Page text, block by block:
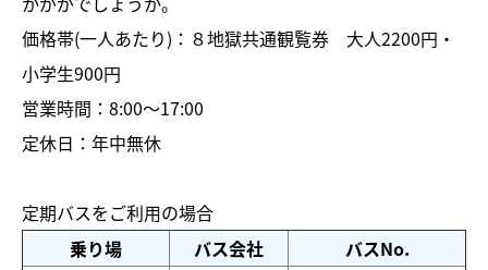
価格帯(一人あたり)：８地獄共通観覧券 大人2200円・
小学生900円
営業時間：8:00～17:00
定休日：年中無休
定期バスをご利用の場合
乗り場
バス会社
バスNo.